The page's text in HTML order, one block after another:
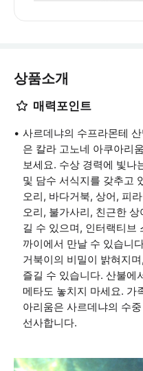
상품소개
매력포인트
사르데냐의 수프라몬테
은 칼라 고노네 아쿠아리
보세요. 수상 경력에 빛나
및 담수 서식지를 갖추고
오리, 바다거북, 상어, 피
오리, 불가사리, 친근한
길 수 있으며, 인터랙티브
까이에서 만날 수 있습니
거북이의 비밀이 밝혀지
즐길 수 있습니다. 산불에
메타도 놓치지 마세요. 가
아리움은 사르데냐의 수
선사합니다.